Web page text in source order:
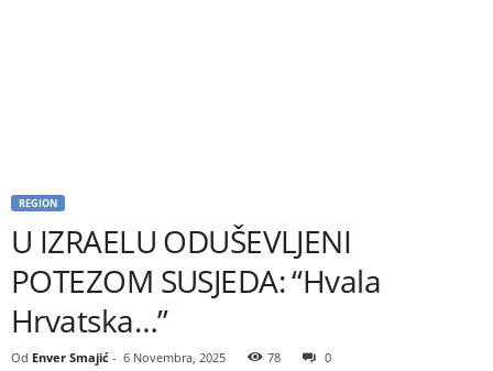
REGION
U IZRAELU ODUŠEVLJENI
POTEZOM SUSJEDA: “Hvala
Hrvatska…”
Od Enver Smajić - 6 Novembra, 2025 78 0